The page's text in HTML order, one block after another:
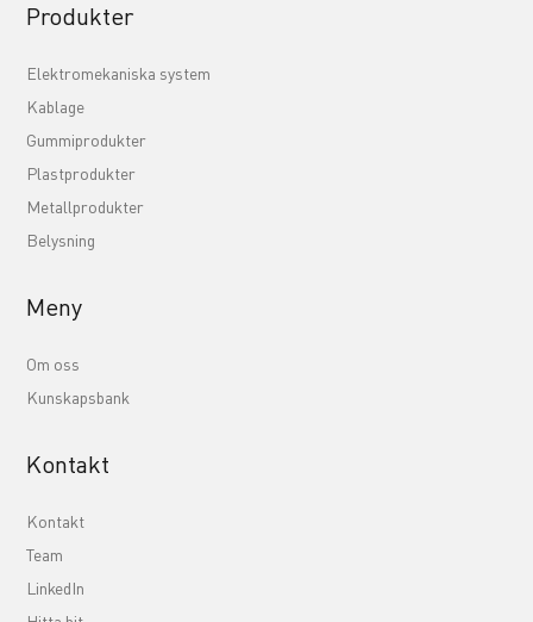
Produkter
Elektromekaniska system
Kablage
Gummiprodukter
Plastprodukter
Metallprodukter
Belysning
Meny
Om oss
Kunskapsbank
Kontakt
Kontakt
Team
LinkedIn